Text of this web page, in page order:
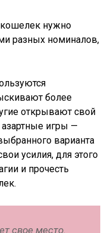
кошелек нужно
разных номиналов,
более
открывают свой
азартные игры —
варианта
усилия, для этого
и прочесть
свое место.